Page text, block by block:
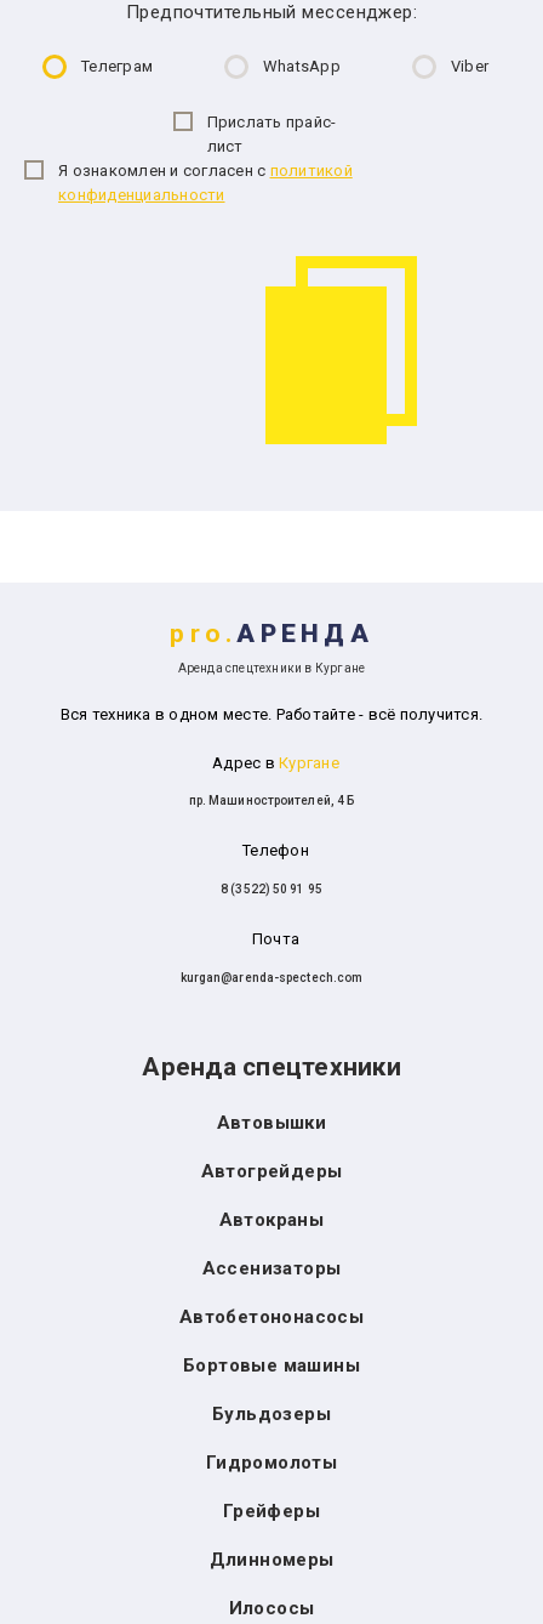
Предпочтительный мессенджер:
Телеграм WhatsApp Viber
Прислать прайс-
лист
Я ознакомлен и согласен с политикой
конфиденциальности
pro.АРЕНДА
Аренда спецтехники в Кургане
Вся техника в одном месте. Работайте - всё получится.
Адрес вКургане
пр. Машиностроителей, 4 Б
Телефон
8 (3522) 50 91 95
Почта
kurgan@arenda-spectech.com
Аренда спецтехники
Автовышки
Автогрейдеры
Автокраны
Ассенизаторы
Автобетононасосы
Бортовые машины
Бульдозеры
Гидромолоты
Грейферы
Длинномеры
Илососы